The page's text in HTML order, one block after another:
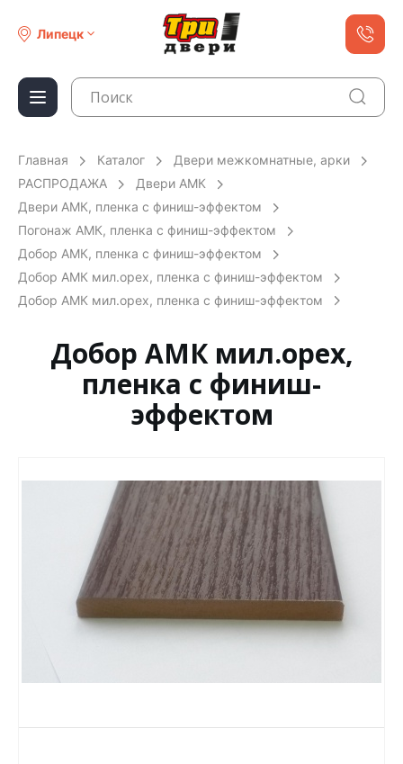
Липецк
Главная Каталог
Двери межкомнатные, арки
РАСПРОДАЖА
Двери АМК
Двери АМК, пленка с финиш-эффектом
Погонаж АМК, пленка с финиш-эффектом
Добор АМК, пленка с финиш-эффектом
Добор АМК мил.орех, пленка с финиш-эффектом
Добор АМК мил.орех, пленка с финиш-эффектом
Добор АМК мил.орех,
пленка с финиш-
эффектом